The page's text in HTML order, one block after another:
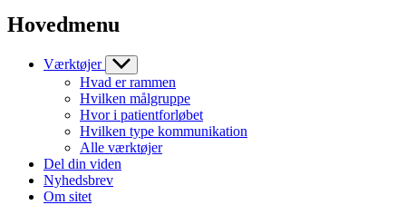
Hovedmenu
Værktøjer
Hvad er rammen
Hvilken målgruppe
Hvor i patientforløbet
Hvilken type kommunikation
Alle værktøjer
Del din viden
Nyhedsbrev
Om sitet